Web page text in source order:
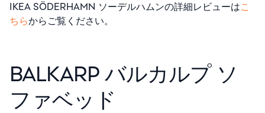
IKEA SÖDERHAMN ソーデルハムンの詳細レビューはこ
ちらからご覧ください。
BALKARP バルカルプ ソ
ファベッド